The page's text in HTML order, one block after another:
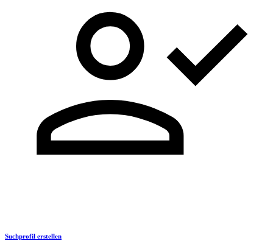
Suchprofil erstellen